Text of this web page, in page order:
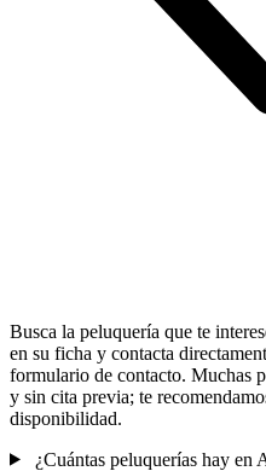
Busca la peluquería que te
en su ficha y contacta
formulario de contacto. Muchas
y sin cita previa; te
disponibilidad.
¿Cuántas peluquerías hay en